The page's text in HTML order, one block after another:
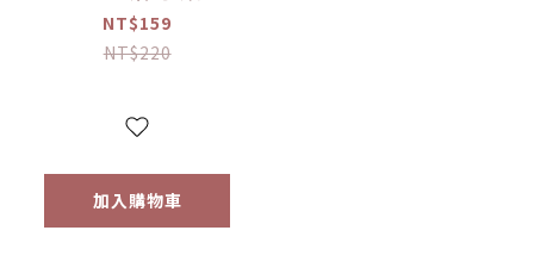
花-韓國甜南瓜/紫
薯/韓國蘋果+胡蘿
NT$159
NT$220
加入購物車